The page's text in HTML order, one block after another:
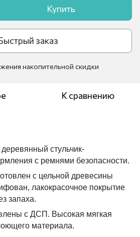
Купить
заказ
накопительной скидки
К сравнению
деревянный стульчик-
с ремнями безопасности.
с цельной древесины
лакокрасочное покрытие
запаха.
с ДСП. Высокая мягкая
материала.